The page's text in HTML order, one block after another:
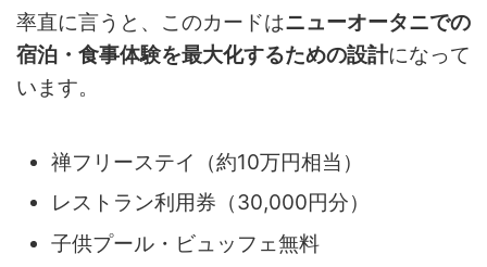
率直に言うと、このカードはニューオータニでの
宿泊・食事体験を最大化するための設計になって
います。
禅フリーステイ（約10万円相当）
レストラン利用券（30,000円分）
子供プール・ビュッフェ無料